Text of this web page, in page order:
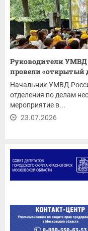
Руководители УМВД
провели «открытый
Начальник УМВД
отделения по делам
мероприятие в...
23.07.2026